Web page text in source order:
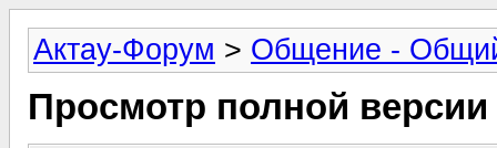
Актау-Форум > Общение -
Просмотр полной